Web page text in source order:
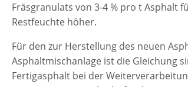
Fräsgranulats von 3-4 % pro t Asphalt
Restfeuchte höher.
Für den zur Herstellung des neuen
Asphaltmischanlage ist die Gleichung
Fertigasphalt bei der